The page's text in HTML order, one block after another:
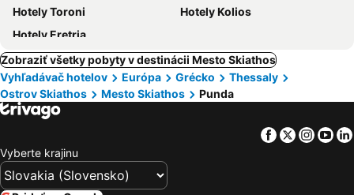
Hotely Toroni
Hotely Kolios
Hotely Eretria
Zobraziť všetky pobyty v destinácii Mesto Skiathos
Vyhľadávač hotelov
Európa Grécko
Thessaly
Ostrov Skiathos
Mesto Skiathos Punda
Facebook
Twitter
Vyberte krajinu